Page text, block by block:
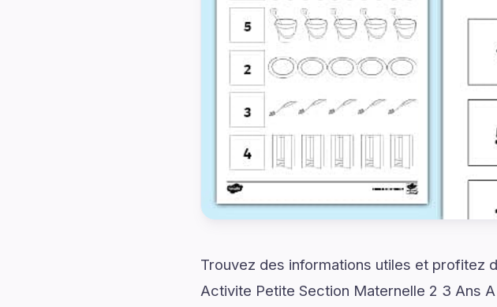
Trouvez des informations utiles et profitez
Activite Petite Section Maternelle 2 3 Ans